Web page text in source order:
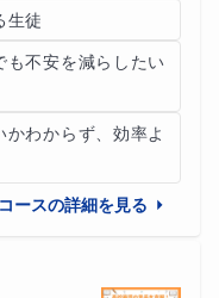
生徒
も不安を減らしたい
わからず、効率よ
コースの詳細を見る